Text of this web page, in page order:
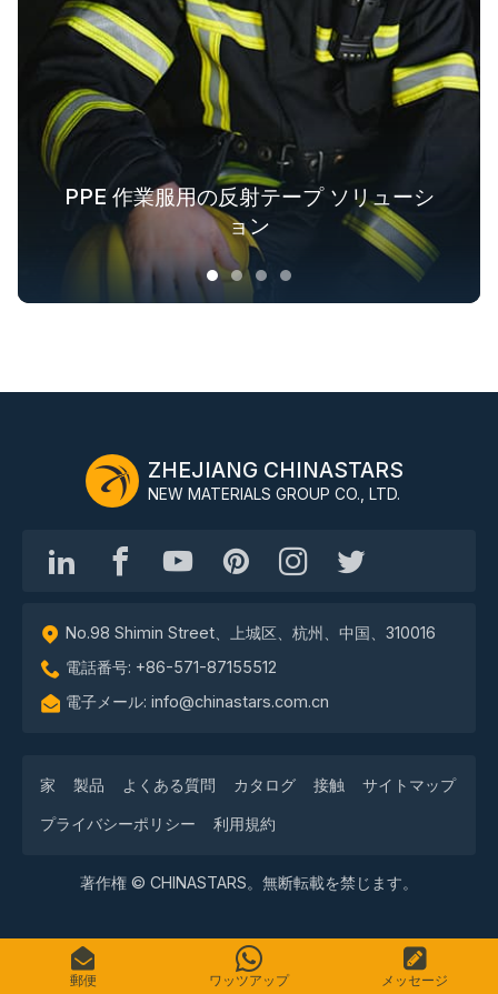
PPE 作業服用の反射テープ ソリューシ
ョン
ファッションアウトドア衣料用の反射
テキスタイルソリューション
アウター用蓄光生地ソリューション
業界全体の安全服ソリューション
ZHEJIANG CHINASTARS
NEW MATERIALS GROUP CO., LTD.
No.98 Shimin Street、上城区、杭州、中国、310016
電話番号: +86-571-87155512
電子メール: info@chinastars.com.cn
家 製品 よくある質問 カタログ 接触 サイトマップ
プライバシーポリシー 利用規約
著作権 © CHINASTARS。無断転載を禁じます。
郵便 ワッツアップ メッセージ